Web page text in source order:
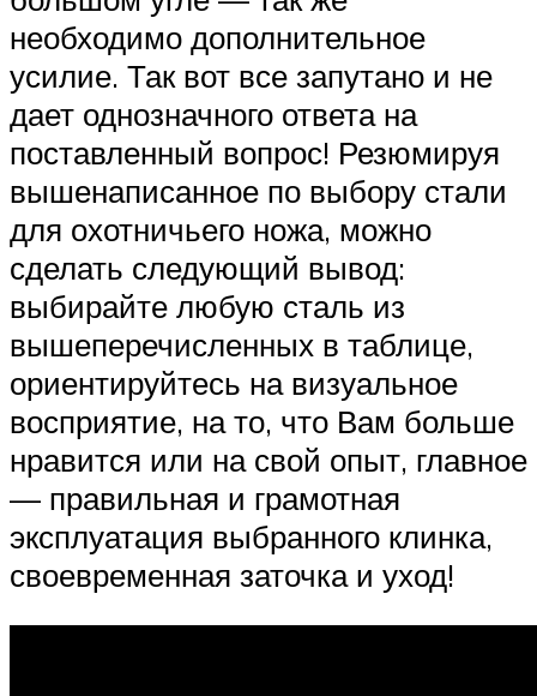
необходимо дополнительное
усилие. Так вот все запутано и не
дает однозначного ответа на
поставленный вопрос! Резюмируя
вышенаписанное по выбору стали
для охотничьего ножа, можно
сделать следующий вывод:
выбирайте любую сталь из
вышеперечисленных в таблице,
ориентируйтесь на визуальное
восприятие, на то, что Вам больше
нравится или на свой опыт, главное
— правильная и грамотная
эксплуатация выбранного клинка,
своевременная заточка и уход!